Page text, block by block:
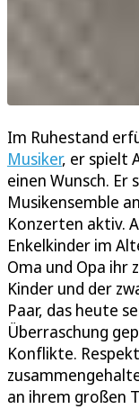
Im Ruhestand
Musiker, er spielt
einen Wunsch. Er
Musikensemble
Konzerten aktiv.
Enkelkinder im
Oma und Opa ihr
Kinder und der
Paar, das heute
Überraschung
Konflikte.
an ihrem großen